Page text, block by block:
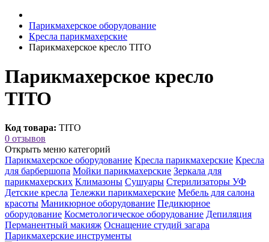
Парикмахерское оборудование
Кресла парикмахерские
Парикмахерское кресло TITO
Парикмахерское кресло
TITO
Код товара: TITO
0 отзывов
Открыть меню категорий
Парикмахерское оборудование Кресла парикмахерские Кресла
для барбершопа Мойки парикмахерские Зеркала для
парикмахерских Климазоны Сушуары Стерилизаторы УФ
Детские кресла Тележки парикмахерские Мебель для салона
красоты Маникюрное оборудование Педикюрное
оборудование Косметологическое оборудование Депиляция
Перманентный макияж Оснащение студий загара
Парикмахерские инструменты